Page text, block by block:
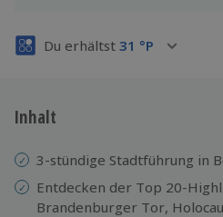
Du erhältst 31 °P
Inhalt
3-stündige Stadtführung in
Entdecken der Top 20-
Brandenburger Tor,